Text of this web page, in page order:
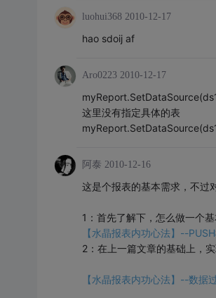
luohui368 2010-12-17
hao sdoij af
Aro0223 2010-12-17
这里没有指定具体的表
阿泰 2010-12-16
这是个报表的基本需求，不过
1：首先了解下，怎么做一个
【水晶报表内功心法】--
2：在上一篇文章的基础上，实
【水晶报表内功心法】--数据